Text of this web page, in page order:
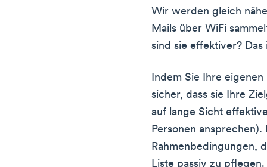
Wir werden gleich
Mails über WiFi
sind sie effektiver?
Indem Sie Ihre
sicher, dass sie Ihre
auf lange Sicht
Personen
Rahmenbedingungen,
Liste passiv zu pflegen.